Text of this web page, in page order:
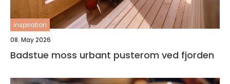
inspiration
08. May 2026
Badstue moss urbant pusterom ved fjorden